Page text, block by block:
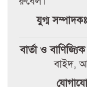
যুগ্ম সম্পাদকঃ
বার্তা ও
বাইদ,